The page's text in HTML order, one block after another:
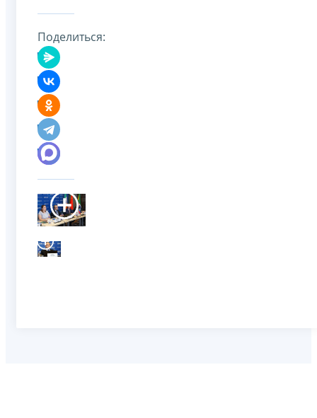
Поделиться: